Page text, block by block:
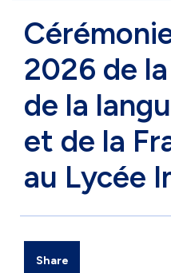
2026 de
de la
et de la
au Lycée
Share